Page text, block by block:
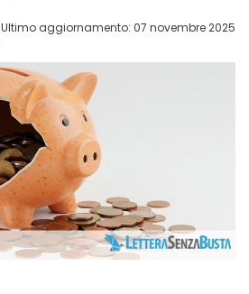
Ultimo aggiornamento: 07 novembre 2025